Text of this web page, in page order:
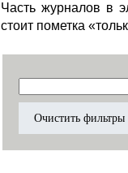
Часть журналов в
стоит пометка